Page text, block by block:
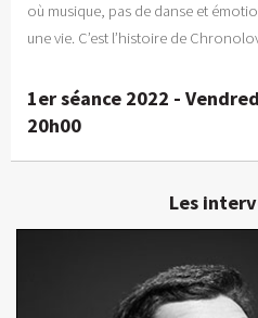
où musique, pas de danse et
une vie. C’est l’histoire de
1er séance 2022 -
20h00
Les